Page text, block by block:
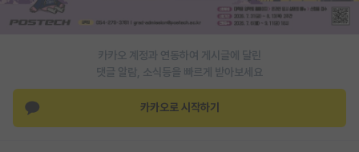
이벤트
반도체 아카데미카카오 계정과 연동하여 게시글에 달린
댓글 알람, 소식등을 빠르게 받아보세요
카카오로 시작하기